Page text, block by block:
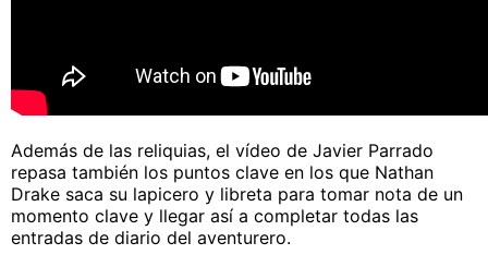
Además de las reliquias, el vídeo de Javier Parrado
repasa también los puntos clave en los que Nathan
Drake saca su lapicero y libreta para tomar nota de un
momento clave y llegar así a completar todas las
entradas de diario del aventurero.